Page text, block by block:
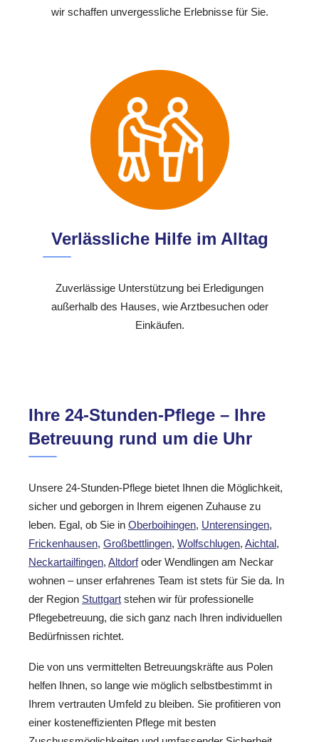
wir schaffen unvergessliche Erlebnisse für Sie.
Verlässliche Hilfe im Alltag
Zuverlässige Unterstützung bei Erledigungen
außerhalb des Hauses, wie Arztbesuchen oder
Einkäufen.
Ihre 24-Stunden-Pflege – Ihre
Betreuung rund um die Uhr
Unsere 24-Stunden-Pflege bietet Ihnen die Möglichkeit,
sicher und geborgen in Ihrem eigenen Zuhause zu
leben. Egal, ob Sie in Oberboihingen, Unterensingen,
Frickenhausen, Großbettlingen, Wolfschlugen, Aichtal,
Neckartailfingen, Altdorfoder Wendlingen am Neckar
wohnen – unser erfahrenes Team ist stets für Sie da. In
der Region Stuttgart stehen wir für professionelle
Pflegebetreuung, die sich ganz nach Ihren individuellen
Bedürfnissen richtet.
Die von uns vermittelten Betreuungskräfte aus Polen
helfen Ihnen, so lange wie möglich selbstbestimmt in
Ihrem vertrauten Umfeld zu bleiben. Sie profitieren von
einer kosteneffizienten Pflege mit besten